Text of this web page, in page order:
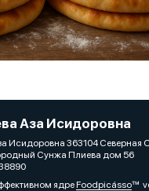
Аза Исидоровна
Исидоровна 363104 Северная
Сунжа Плиева дом 56
ядреFoodpicásso